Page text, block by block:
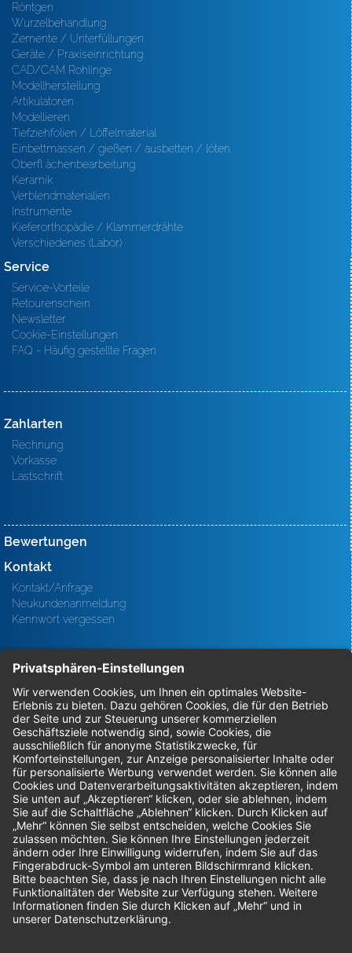
Röntgen
Wurzelbehandlung
Zemente / Unterfüllungen
Geräte / Praxiseinrichtung
CAD/CAM Rohlinge
Modellherstellung
Artikulatoren
Modellieren
Tiefziehfolien / Löffelmaterial
Einbettmassen / gießen / ausbetten / löten
Oberfl ächenbearbeitung
Keramik
Verblendmaterialien
Instrumente
Kieferorthopädie / Klammerdrähte
Verschiedenes (Labor)
Service
Service-Vorteile
Retourenschein
Newsletter
Cookie-Einstellungen
FAQ - Häufig gestellte Fragen
Zahlarten
Rechnung
Vorkasse
Lastschrift
Bewertungen
Kontakt
Kontakt/Anfrage
Neukundenanmeldung
Kennwort vergessen
Bestellungen
Sendung verfolgen
Geprüfter Shop